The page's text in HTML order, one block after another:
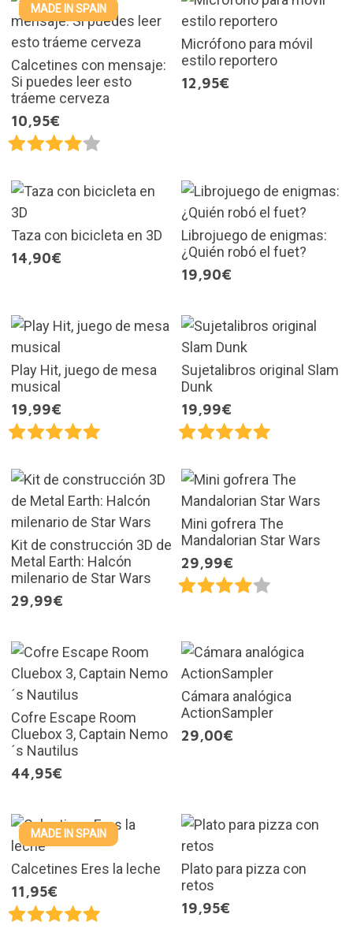
MADE IN SPAIN
Calcetines con mensaje:
Si puedes leer esto
tráeme cerveza
10,95€
Micrófono para móvil
estilo reportero
12,95€
Taza con bicicleta en 3D
14,90€
Librojuego de enigmas:
¿Quién robó el fuet?
19,90€
Play Hit, juego de mesa
musical
19,99€
Sujetalibros original Slam
Dunk
19,99€
Kit de construcción 3D de
Metal Earth: Halcón
milenario de Star Wars
29,99€
Mini gofrera The
Mandalorian Star Wars
29,99€
Cofre Escape Room
Cluebox 3, Captain Nemo
´s Nautilus
44,95€
Cámara analógica
ActionSampler
29,00€
MADE IN SPAIN
Calcetines Eres la leche
11,95€
Plato para pizza con
retos
19,95€